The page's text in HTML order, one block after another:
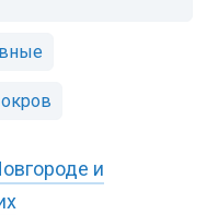
и